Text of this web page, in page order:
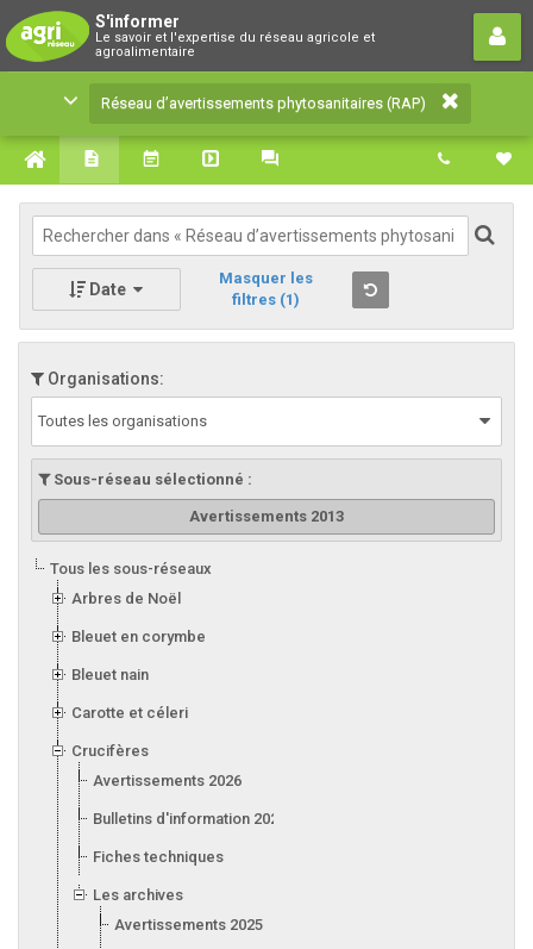
S'informer
Le savoir et l'expertise du réseau agricole et
agroalimentaire
Réseau d’avertissements
phytosanitaires (RAP)
Le savoir et l'expertise du réseau agricole et
agroalimentaire
Réseau d’avertissements phytosanitaires (RAP)
Date
Masquer les
filtres (1)
Organisations:
Toutes les organisations
Sous-réseau sélectionné :
Avertissements 2013
Tous les sous-réseaux
Arbres de Noël
Bleuet en corymbe
Bleuet nain
Carotte et céleri
Crucifères
Avertissements 2026
Bulletins d'information 2026
Fiches techniques
Les archives
Avertissements 2025